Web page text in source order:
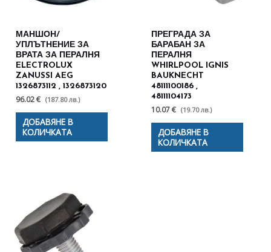
МАНШОН/
УПЛЪТНЕНИЕ ЗА
ВРАТА ЗА ПЕРАЛНЯ
ELECTROLUX
ZANUSSI AEG
1326873112 , 1326873120
96.02 € (187.80 лв.)
ДОБАВЯНЕ В
КОЛИЧКАТА
ПРЕГРАДА ЗА
БАРАБАН ЗА
ПЕРАЛНЯ
WHIRLPOOL IGNIS
BAUKNECHT
48111100186 ,
48111104173
10.07 € (19.70 лв.)
ДОБАВЯНЕ В
КОЛИЧКАТА